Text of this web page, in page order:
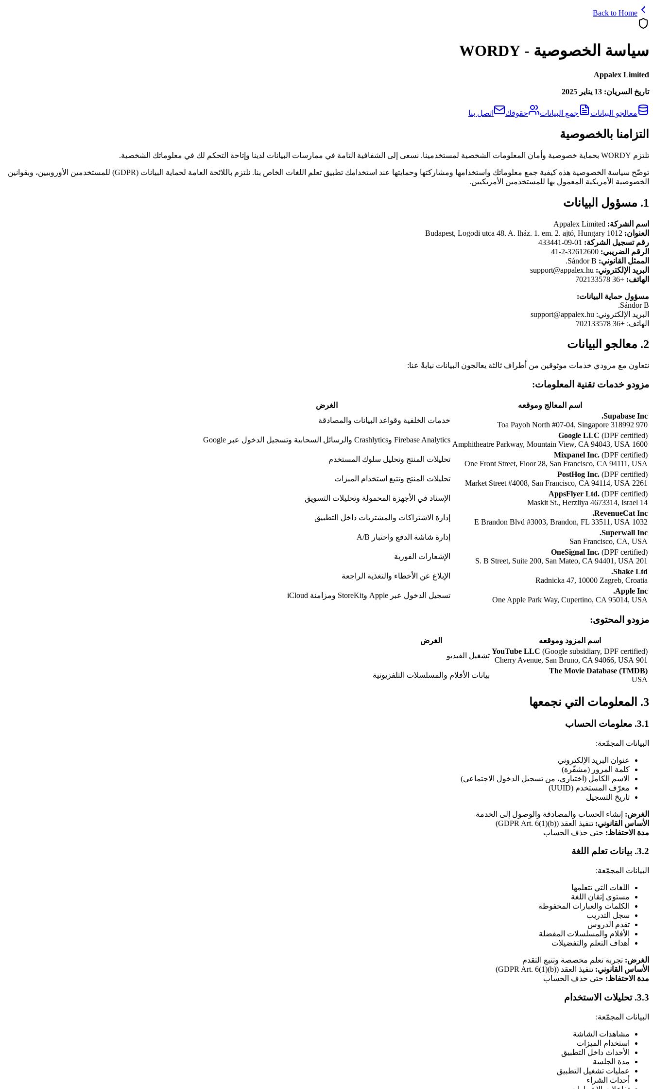
Back to Home
سياسة الخصوصية - WORDY
Appalex Limited
تاريخ السريان: 13 يناير 2025
معالجو البيانات جمع البيانات حقوقك اتصل بنا
التزامنا بالخصوصية
تلتزم WORDY بحماية خصوصية وأمان المعلومات الشخصية لمستخدمينا. نسعى إلى الشفافية التامة في ممارسات البيانات لدينا وإتاحة التحكم لك في معلوماتك الشخصية.
توضّح سياسة الخصوصية هذه كيفية جمع معلوماتك واستخدامها ومشاركتها وحمايتها عند استخدامك تطبيق تعلم اللغات الخاص بنا. نلتزم باللائحة العامة لحماية البيانات (GDPR) للمستخدمين الأوروبيين، وبقوانين
الخصوصية الأمريكية المعمول بها للمستخدمين الأمريكيين.
1. مسؤول البيانات
اسم الشركة: Appalex Limited
العنوان: 1012 Budapest, Logodi utca 48. A. lház. 1. em. 2. ajtó, Hungary
رقم تسجيل الشركة:
الرقم الضريبي:
الممثل القانوني:
البريد الإلكتروني:
الهاتف: +36 702133578
مسؤول حماية البيانات:
Sándor B.
البريد الإلكتروني:
الهاتف: +36 702133578
2. معالجو البيانات
نتعاون مع مزودي خدمات موثوقين من أطراف ثالثة يعالجون البيانات نيابةً عنا:
مزودو خدمات تقنية المعلومات:
اسم المعالج وموقعه
الغرض
Supabase Inc.
970 Toa Payoh North #07-04, Singapore 318992
خدمات الخلفية وقواعد البيانات والمصادقة
Google LLC (DPF certified)
1600 Amphitheatre Parkway, Mountain View, CA 94043, USA
Firebase Analytics وCrashlytics والرسائل السحابية وتسجيل الدخول عبر Google
Mixpanel Inc. (DPF certified)
One Front Street, Floor 28, San Francisco, CA 94111, USA
تحليلات المنتج وتحليل سلوك المستخدم
PostHog Inc. (DPF certified)
2261 Market Street #4008, San Francisco, CA 94114, USA
تحليلات المنتج وتتبع استخدام الميزات
AppsFlyer Ltd. (DPF certified)
14 Maskit St., Herzliya 4673314, Israel
الإسناد في الأجهزة المحمولة وتحليلات التسويق
RevenueCat Inc.
1032 E Brandon Blvd #3003, Brandon, FL 33511, USA
إدارة الاشتراكات والمشتريات داخل التطبيق
Superwall Inc.
San Francisco, CA, USA
إدارة شاشة الدفع واختبار A/B
OneSignal Inc. (DPF certified)
201 S. B Street, Suite 200, San Mateo, CA 94401, USA
الإشعارات الفورية
Shake Ltd.
Radnicka 47, 10000 Zagreb, Croatia
الإبلاغ عن الأخطاء والتغذية الراجعة
Apple Inc.
One Apple Park Way, Cupertino, CA 95014, USA
تسجيل الدخول عبر Apple وStoreKit ومزامنة iCloud
مزودو المحتوى:
اسم المزود وموقعه
الغرض
YouTube LLC (Google subsidiary, DPF certified)
901 Cherry Avenue, San Bruno, CA 94066, USA
تشغيل الفيديو
The Movie Database (TMDB)
USA
بيانات الأفلام والمسلسلات التلفزيونية
3. المعلومات التي نجمعها
3.1. معلومات الحساب
البيانات المجمّعة:
عنوان البريد الإلكتروني
كلمة المرور (مشفّرة)
الاسم الكامل (اختياري، من تسجيل الدخول الاجتماعي)
معرّف المستخدم (UUID)
تاريخ التسجيل
الغرض: إنشاء الحساب والمصادقة والوصول إلى الخدمة
الأساس القانوني: تنفيذ العقد (GDPR Art. 6(1)(b))
مدة الاحتفاظ: حتى حذف الحساب
3.2. بيانات تعلم اللغة
البيانات المجمّعة:
اللغات التي تتعلمها
مستوى إتقان اللغة
الكلمات والعبارات المحفوظة
سجل التدريب
تقدم الدروس
الأفلام والمسلسلات المفضلة
أهداف التعلم والتفضيلات
الغرض: تجربة تعلم مخصصة وتتبع التقدم
الأساس القانوني: تنفيذ العقد (GDPR Art. 6(1)(b))
مدة الاحتفاظ: حتى حذف الحساب
3.3. تحليلات الاستخدام
البيانات المجمّعة:
مشاهدات الشاشة
استخدام الميزات
الأحداث داخل التطبيق
مدة الجلسة
عمليات تشغيل التطبيق
أحداث الشراء